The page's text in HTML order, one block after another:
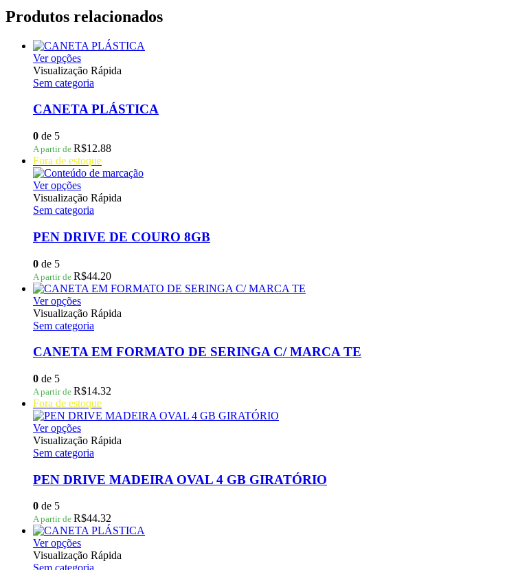
Produtos relacionados
Ver opçõesEste
produto
tem
variantes.
podem
ser
escolhidas
na
página
do
produto
Visualização Rápida
Sem categoria
CANETA PLÁSTICA
0 de 5
A partir de R$12.88
Fora de estoque
Ver opçõesEste
produto
tem
variantes.
As
podem
ser
escolhidas
na
página
do
produto
Visualização Rápida
Sem categoria
PEN DRIVE DE COURO 8GB
0 de 5
A partir de R$44.20
Ver opçõesEste
produto
tem
variantes.
podem
ser
escolhidas
na
página
do
produto
Visualização Rápida
Sem categoria
CANETA EM FORMATO DE SERINGA C/ MARCA TE
0 de 5
A partir de R$14.32
Fora de estoque
Ver opçõesEste
produto
tem
variantes.
As
podem
ser
escolhidas
na
página
Visualização Rápida
Sem categoria
PEN DRIVE MADEIRA OVAL 4 GB GIRATÓRIO
0 de 5
A partir de R$44.32
Ver opçõesEste
produto
tem
Visualização Rápida